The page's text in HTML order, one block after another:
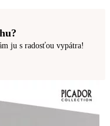
ju s radosťou vypátra!